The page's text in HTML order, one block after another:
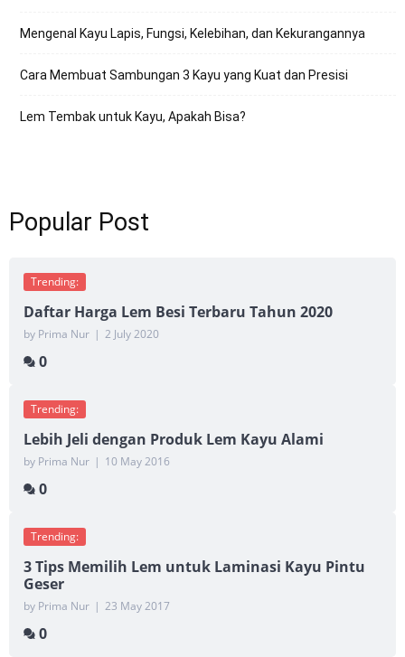
Mengenal Kayu Lapis, Fungsi, Kelebihan, dan Kekurangannya
Cara Membuat Sambungan 3 Kayu yang Kuat dan Presisi
Lem Tembak untuk Kayu, Apakah Bisa?
Popular Post
Trending:
Daftar Harga Lem Besi Terbaru Tahun 2020
by Prima Nur | 2 July 2020
0
Trending:
Lebih Jeli dengan Produk Lem Kayu Alami
by Prima Nur | 10 May 2016
0
Trending:
3 Tips Memilih Lem untuk Laminasi Kayu Pintu
Geser
by Prima Nur | 23 May 2017
0